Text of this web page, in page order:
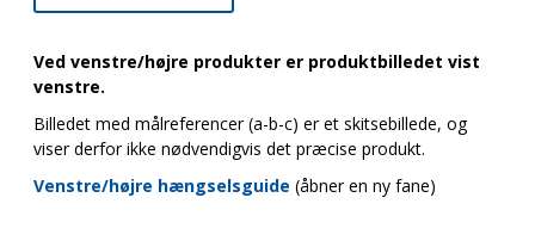
Ved venstre/højre produkter er produktbilledet vist
venstre.
Billedet med målreferencer (a-b-c) er et skitsebillede, og
viser derfor ikke nødvendigvis det præcise produkt.
Venstre/højre hængselsguide (åbner en ny fane)